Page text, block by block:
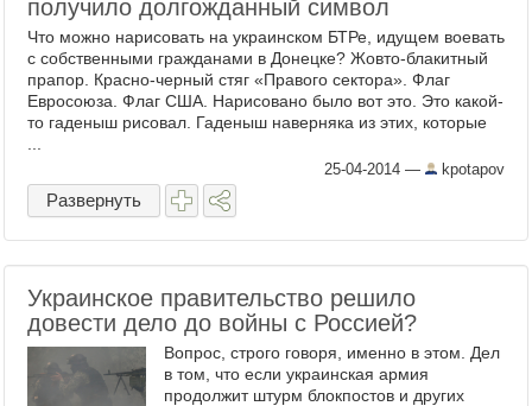
получило долгожданный символ
Что можно нарисовать на украинском БТРе, идущем воевать
с собственными гражданами в Донецке? Жовто-блакитный
прапор. Красно-черный стяг «Правого сектора». Флаг
Евросоюза. Флаг США. Нарисовано было вот это. Это какой-
то гаденыш рисовал. Гаденыш наверняка из этих, которые
25-04-2014 — kpotapov
Развернуть
Украинское правительство решило
довести дело до войны с Россией?
Вопрос, строго говоря, именно в этом. Дел
в том, что если украинская армия
продолжит штурм блокпостов и других